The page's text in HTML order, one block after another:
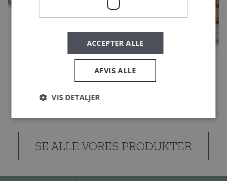
AALBÆK FENNIKEL SALAMI
450 G
SE ALLE VORES PRODUKTER
ACCEPTER ALLE
AFVIS ALLE
VIS DETALJER